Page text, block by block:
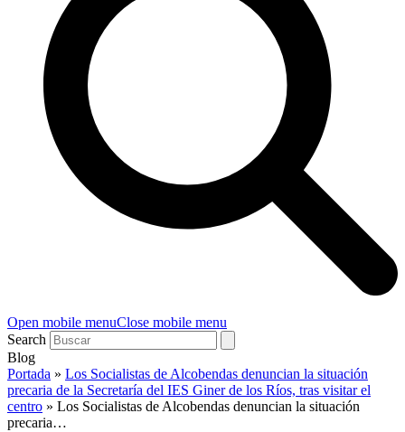
Open mobile menuClose mobile menu
Search
Blog
Portada » Los Socialistas de Alcobendas denuncian la situación
precaria de la Secretaría del IES Giner de los Ríos, tras visitar el
centro » Los Socialistas de Alcobendas denuncian la situación
precaria…